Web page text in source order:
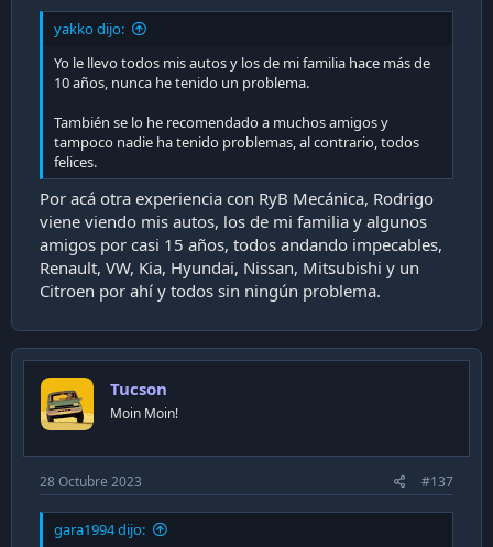
yakko dijo:
Yo le llevo todos mis autos y los de mi familia hace más de
10 años, nunca he tenido un problema.
También se lo he recomendado a muchos amigos y
tampoco nadie ha tenido problemas, al contrario, todos
felices.
Por acá otra experiencia con RyB Mecánica, Rodrigo
viene viendo mis autos, los de mi familia y algunos
amigos por casi 15 años, todos andando impecables,
Renault, VW, Kia, Hyundai, Nissan, Mitsubishi y un
Citroen por ahí y todos sin ningún problema.
Tucson
Moin Moin!
28 Octubre 2023 #137
gara1994 dijo: